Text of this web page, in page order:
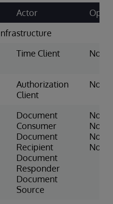
Actor
Time Client None
Authorization
Client
None
Document
Consumer
Document
Recipient
Document
Responder
Document
Source
None
None
None
None